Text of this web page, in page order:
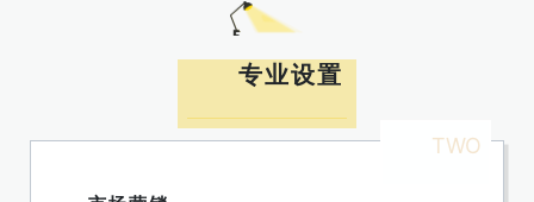
专业设置
TWO